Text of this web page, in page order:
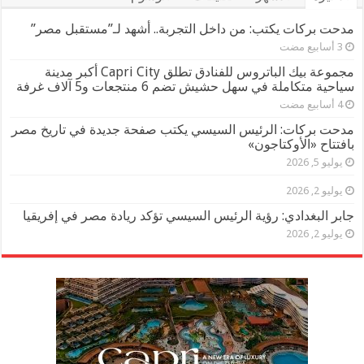
مدحت بركات يكتب: من داخل التجربة.. أشهد لـ”مستقبل مصر”
مجموعة بيك الباتروس للفنادق تطلق Capri City أكبر مدينة
سياحية متكاملة في سهل حشيش تضم 6 منتجعات و5 آلاف غرفة
‏4 أسابيع مضت
مدحت بركات: الرئيس السيسي يكتب صفحة جديدة في تاريخ مصر
بافتتاح «الأوكتاجون»
يوليو 5, 2026
يوليو 2, 2026
جابر البغدادي: رؤية الرئيس السيسي تؤكد ريادة مصر في إفريقيا
يوليو 2, 2026